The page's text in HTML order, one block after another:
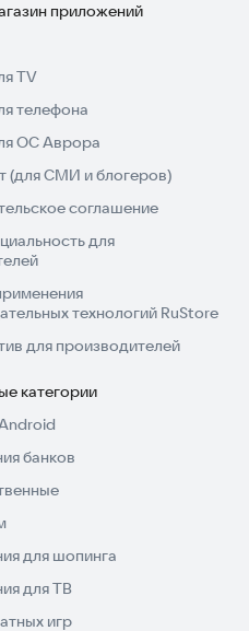
обмануть.
и нет у
с мошенником и
АВТОМОБИЛЯ:
сделку признают
долги, не
– восстанавливать
есть смысл
приложений
TV
телефона
ОС Аврора
(для СМИ и блогеров)
соглашение
для
технологий RuStore
для производителей
категории
банков
для шопинга
для ТВ
игр